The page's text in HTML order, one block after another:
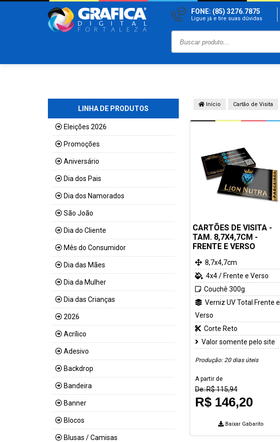
FONE: (85) 3276.7875
Ligue já e tire suas dúvidas
LINHA DE PRODUTOS
Eleições 2026
Promoções
Aniversário
Dia dos Pais
Dia dos Namorados
São João
Dia do Cliente
Mês do Consumidor
Dia das Mães
Dia da Mulher
Dia das Crianças
2026
Acrílico
Adesivo
Backdrop
Bandeira
Banner
Blocos
Blusas / Camisas
Início Cartão de Visita
CARTÕES DE VISITA -
TAM. 8,7X4,7CM -
FRENTE E VERSO
8,7x4,7cm
4x4 / Frente e Verso
Couchê 300g
Verniz UV Total Frente e
Verso
Corte Reto
Valor somente pelo site
Produção: 20 dias úteis
A partir de
De: R$ 115,94
R$ 146,20
Baixar Gabarito